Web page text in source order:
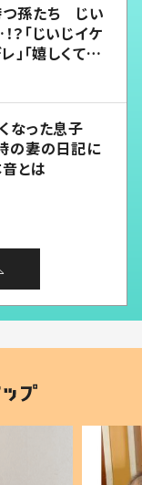
つ孫たち じい
？「じいじイケ
」「嬉しくて可
なった息子
の妻の日記に
とは